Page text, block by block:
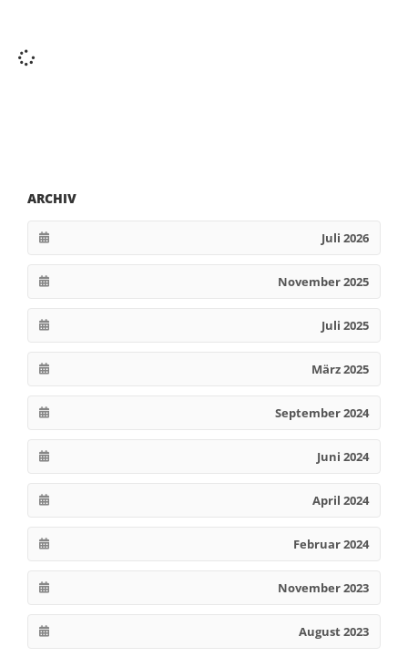
ARCHIV
Juli 2026
November 2025
Juli 2025
März 2025
September 2024
Juni 2024
April 2024
Februar 2024
November 2023
August 2023